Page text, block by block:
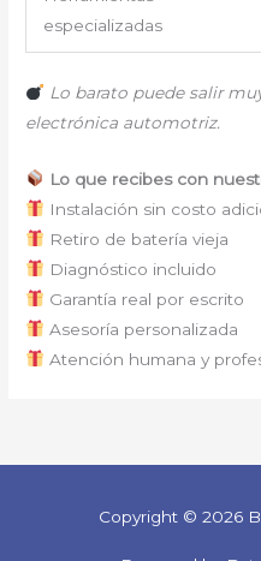
especializadas
Lo barato puede salir
electrónica automotriz.
Lo que recibes con
Instalación sin costo
Retiro de batería vieja
Diagnóstico incluido
Garantía real por escrito
Asesoría personalizada
Atención humana y
Copyright © 2026